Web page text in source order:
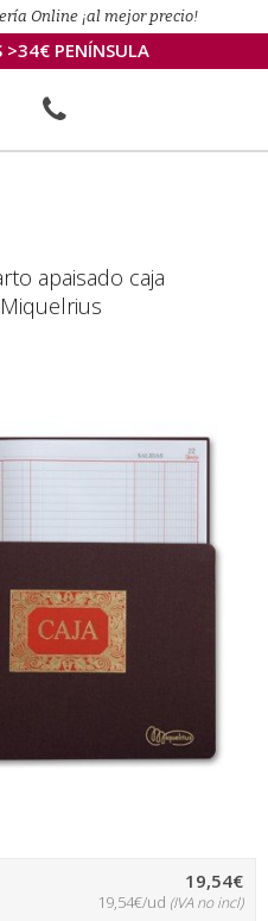
Online ¡al mejor precio!
>34€ PENÍNSULA
apaisado caja
19,54€
19,54€/ud (IVA no incl)